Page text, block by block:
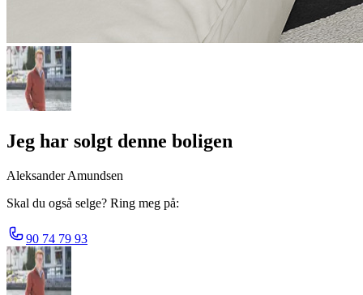
Jeg har solgt denne boligen
Aleksander Amundsen
Skal du også selge? Ring meg på:
90 74 79 93